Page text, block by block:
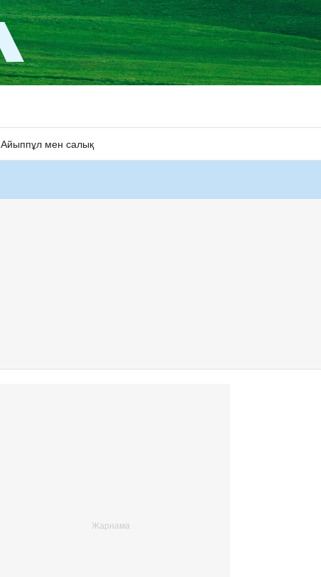
Айыппұл мен салық